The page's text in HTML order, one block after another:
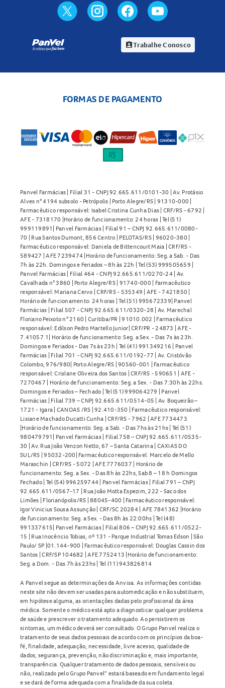
assignment_indTrabalhe Conosco
FORMAS DE PAGAMENTO
Panvel Farmácias | Filial 31 - CNPJ 92.665.611/0101-30 | Av. Protásio
Alves n° 4194 subsolo - Petrópolis | Porto Alegre/RS | 91310-000 |
Farmacêutico responsável: Isabel Cristina Cunha Dias | CRF/RS - 6792 |
AFE - 7318170 |Horário de funcionamento: 24 horas | Tel (51)
999119891| Panvel Farmácias | Filial 91 – CNPJ 92.665.611/0080-
70 | Rua Santos Dumont, 856 Centro | PELOTAS/RS | 96020-380 |
Farmacêutico responsável: Daniela de Bittencourt Maia | CRF/RS -
589427 | AFE 7239474 |Horário de funcionamento: Seg. a Sab. - Das
7h às 22h. Domingos e Feriados – 8h às 22h | Tel (53) 999505659 |
Panvel Farmácias | Filial 464 - CNPJ 92.665.611/0270-24 | Av.
Cavalhada n° 3860 | Porto Alegre/RS | 91740-000 | Farmacêutico
responsável: Mariana Cervo | CRF/RS - 535349 | AFE - 7421850 |
Horário de funcionamento: 24 horas | Tel (51) 995672339| Panvel
Farmácias | Filial 507 - CNPJ 92.665.611/0320-28 | Av. Marechal
Floriano Peixoto n° 2160 | Curitiba/PR | 91010.002 | Farmacêutico
responsável: Edilson Pedro Martello Junior| CRF/PR - 24873 | AFE -
7.41057.1| Horário de funcionamento: Seg. a Sex. - Das 7s às 23h.
Domingos e Feriados - Das 7s às 23h | Tel (41) 991349216 | Panvel
Farmácias | Filial 701 - CNPJ 92.665.611/0192-77 | Av. Cristóvão
Colombo, 976/980| Porto Alegre/RS | 90560-001 | Farmacêutico
responsável: Crislane Oliveira dos Santos | CRF/RS - 590651 | AFE -
7270467 | Horário de funcionamento: Seg. a Sex. - Das 7:30h às 22hs.
Domingos e Feriados – Fechado | Tel (51) 999064279 | Panvel
Farmácias | Filial 739 – CNPJ 92.665.611/0514-05 | Av. Boqueirão –
1721 - Igara | CANOAS /RS | 92.410-350 | Farmacêutico responsável:
Lisiane Machado Ducatti Cunha | CRF/RS - 7962 | AFE 7734473
|Horário de funcionamento: Seg. a Sab. - Das 7hs às 21hs | Tel (51)
980479791| Panvel Farmácias | Filial 758 – CNPJ 92.665.611/0535-
30 | Av. Rua João Venzon Netto, 67 – Santa Catarina | CAXIAS DO
SUL/RS | 95032-200| Farmacêutico responsável: Marcelo de Mello
Maraschin | CRF/RS - 5072 | AFE 7776037 | Horário de
funcionamento: Seg. a Sex. - Das 8h às 22hs, Sab 8 – 18 h Domingos
Fechado | Tel (54) 996259744 | Panvel Farmácias | Filial 791 – CNPJ
92.665.611/0567-17 | Rua João Motta Espezim, 222 - Saco dos
Limões | Florianópolis/RS | 88045-400 | Farmacêutico responsável:
Igor Vinicius Sousa Assunção | CRF/SC 20284 | AFE 7841362 |Horário
de funcionamento: Seg. a Sex. - Das 8h às 22:00hs | Tel (48)
991337615| Panvel Farmácias | Filial 806 – CNPJ 92.665.611/0522-
15 | Rua Inocêncio Tobias, nº 131 - Parque Industrial Tomas Edson | São
Paulo/ SP |01.144-900 | Farmacêutico responsável: Douglas Cassin dos
Santos | CRF/SP 104682 | AFE 7752413 |Horário de funcionamento:
Seg. a Dom. - Das 7h às 23hs | Tel (11) 943826814
A Panvel segue as determinações da Anvisa. As informações contidas
neste site não devem ser usadas para automedicação e não substituem,
em hipótese alguma, as orientações dadas pelo profissional da área
médica. Somente o médico está apto a diagnosticar qualquer problema
de saúde e prescrever o tratamento adequado. Ao persistirem os
sintomas, um médico deverá ser consultado. O Grupo Panvel realiza o
tratamento de seus dados pessoais de acordo com os princípios da boa-
fé, finalidade, adequação, necessidade, livre acesso, qualidade de
dados, segurança, prevenção, não discriminação e, mais importante,
transparência. Qualquer tratamento de dados pessoais, sensíveis ou
não, realizado pelo Grupo Panvel* estará baseado em fundamento legal
e se dará de forma adequada com a finalidade da sua coleta.